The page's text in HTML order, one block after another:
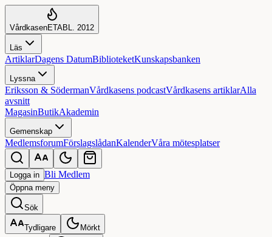
VårdkasenETABL. 2012
Läs
ArtiklarDagens DatumBiblioteketKunskapsbanken
Lyssna
Eriksson & SödermanVårdkasens podcastVårdkasens artiklarAlla
avsnitt
MagasinButikAkademin
Gemenskap
MedlemsforumFörslagslådanKalenderVåra mötesplatser
Logga in Bli Medlem
Öppnameny
Sök
Tydligare Mörkt